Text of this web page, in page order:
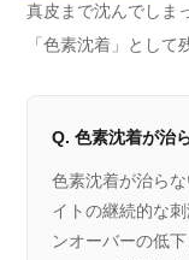
真皮まで沈んでしま
「色素沈着」として
Q. 色素沈着が治
色素沈着が治ら
イトの継続的な
ンオーバーの低